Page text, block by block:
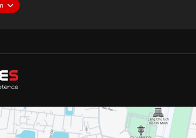
chất liệu bền bỉ, dễ về sinh và an toàn với sức khỏe.
suất lớn, máy xay sinh tố công nghiệp hoạt động vô cùng
bạn có thể tiết kiệm được nhiều thời gian cũng như
đáng kể về cả công suất, tính năng và độ bền.
cho ra một ly sinh tố. Trong khi đó, máy máy xay gia